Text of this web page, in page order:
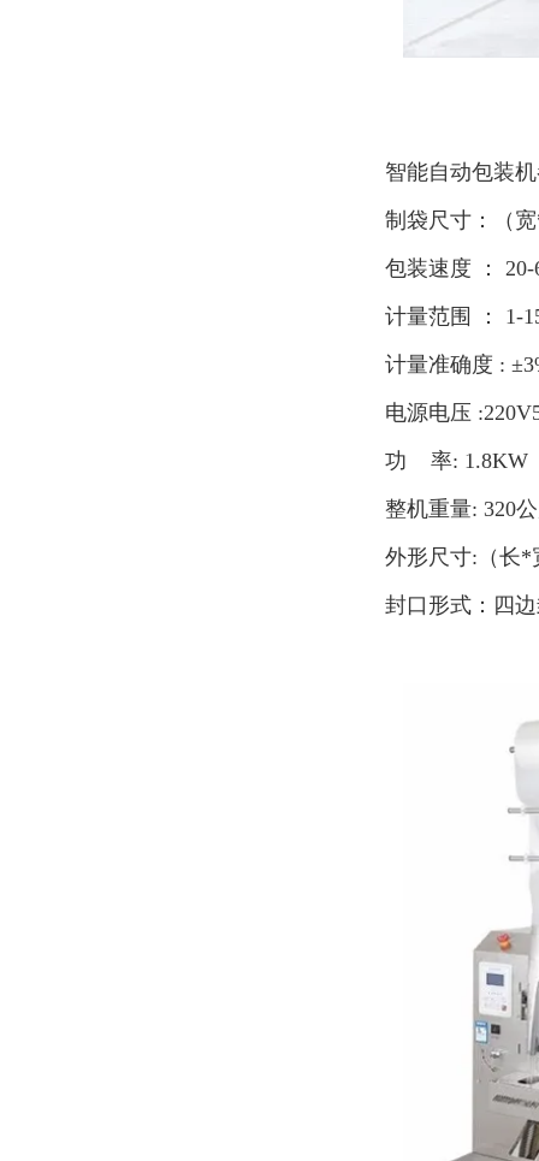
智能自动包装
制袋尺寸：（
包装速度 ：
计量范围 ： 1-
计量准确度 :
电源电压
功 率: 1.8KW
整机重量: 320
外形尺寸:（长*
封口形式：四